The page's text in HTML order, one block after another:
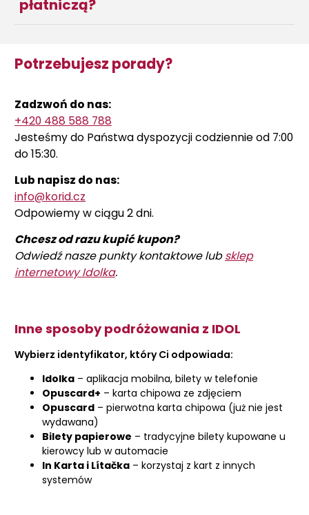
płatniczą?
Potrzebujesz porady?
Zadzwoń do nas:
+420 488 588 788
Jesteśmy do Państwa dyspozycji codziennie od 7:00
do 15:30.
Lub napisz do nas:
info@korid.cz
Odpowiemy w ciągu 2 dni.
Chcesz od razu kupić kupon?
Odwiedź nasze punkty kontaktowe lubsklep
internetowy Idolka.
Inne sposoby podróżowania z IDOL
Wybierz identyfikator, który Ci odpowiada:
Idolka – aplikacja mobilna, bilety w telefonie
Opuscard+ – karta chipowa ze zdjęciem
Opuscard – pierwotna karta chipowa (już nie jest
wydawana)
Bilety papierowe – tradycyjne bilety kupowane u
kierowcy lub w automacie
In Karta i Lítačka – korzystaj z kart z innych
systemów